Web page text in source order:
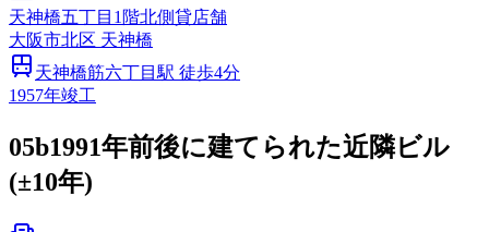
天神橋五丁目1階北側貸店舗
大阪市北区 天神橋
天神橋筋六丁目 駅 徒歩4分
1957年竣工
05b1991年前後に建てられた近隣ビル
(±10年)